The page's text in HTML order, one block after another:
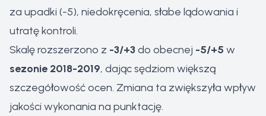
za upadki (-5), niedokręcenia, słabe lądowania i
utratę kontroli.
Skalę rozszerzono z -3/+3do obecnej -5/+5 w
sezonie 2018-2019, dając sędziom większą
szczegółowość ocen. Zmiana ta zwiększyła wpływ
jakości wykonania na punktację.